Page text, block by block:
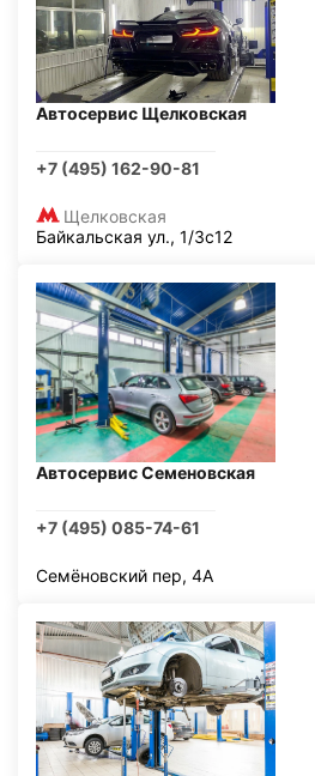
Автосервис Щелковская
+7 (495) 162-90-81
Щелковская
Байкальская ул., 1/3с12
Автосервис Семеновская
+7 (495) 085-74-61
Семёновский пер, 4А